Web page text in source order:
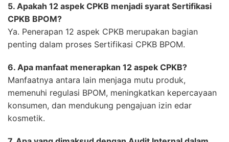
5. Apakah 12 aspek CPKB menjadi syarat Sertifikasi
CPKB BPOM?
Ya. Penerapan 12 aspek CPKB merupakan bagian
penting dalam proses Sertifikasi CPKB BPOM.
6. Apa manfaat menerapkan 12 aspek CPKB?
Manfaatnya antara lain menjaga mutu produk,
memenuhi regulasi BPOM, meningkatkan kepercayaan
konsumen, dan mendukung pengajuan izin edar
kosmetik.